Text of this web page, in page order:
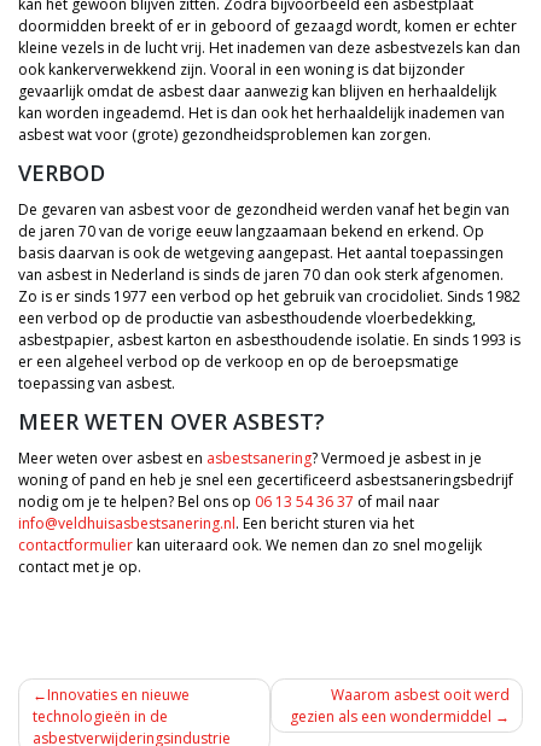
doormidden breekt of er in geboord of gezaagd wordt, komen er echter
kleine vezels in de lucht vrij. Het inademen van deze asbestvezels kan dan
ook kankerverwekkend zijn. Vooral in een woning is dat bijzonder
gevaarlijk omdat de asbest daar aanwezig kan blijven en herhaaldelijk
kan worden ingeademd. Het is dan ook het herhaaldelijk inademen van
asbest wat voor (grote) gezondheidsproblemen kan zorgen.
VERBOD
De gevaren van asbest voor de gezondheid werden vanaf het begin van
de jaren 70 van de vorige eeuw langzaamaan bekend en erkend. Op
basis daarvan is ook de wetgeving aangepast. Het aantal toepassingen
van asbest in Nederland is sinds de jaren 70 dan ook sterk afgenomen.
Zo is er sinds 1977 een verbod op het gebruik van crocidoliet. Sinds 1982
een verbod op de productie van asbesthoudende vloerbedekking,
asbestpapier, asbest karton en asbesthoudende isolatie. En sinds 1993 is
er een algeheel verbod op de verkoop en op de beroepsmatige
toepassing van asbest.
MEER WETEN OVER ASBEST?
Meer weten over asbest en asbestsanering? Vermoed je asbest in je
woning of pand en heb je snel een gecertificeerd asbestsaneringsbedrijf
nodig om je te helpen? Bel ons op 06 13 54 36 37 of mail naar
info@veldhuisasbestsanering.nl. Een bericht sturen via het
contactformulierkan uiteraard ook. We nemen dan zo snel mogelijk
contact met je op.
BERICHT
NAVIGATIE
Innovaties en nieuwe
technologieën in de
asbestverwijderingsindustrie
Waarom asbest ooit werd
gezien als een wondermiddel